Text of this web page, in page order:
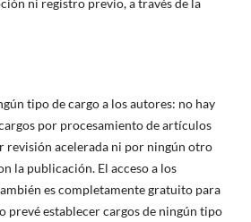
ni registro previo, a través de la
tipo de cargo a los autores: no hay
por procesamiento de artículos
revisión acelerada ni por ningún otro
la publicación. El acceso a los
es completamente gratuito para
prevé establecer cargos de ningún tipo